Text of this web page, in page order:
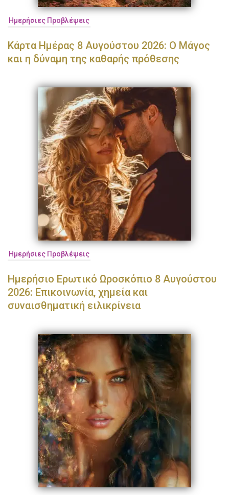
Ημερήσιες Προβλέψεις
Κάρτα Ημέρας 8 Αυγούστου 2026: Ο Μάγος
και η δύναμη της καθαρής πρόθεσης
Ημερήσιες Προβλέψεις
Ημερήσιο Ερωτικό Ωροσκόπιο 8 Αυγούστου
2026: Επικοινωνία, χημεία και
συναισθηματική ειλικρίνεια